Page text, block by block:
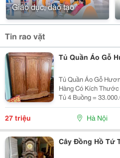
Giáo dục, đào tạo
Tin rao vặt
Tủ Quần Áo Gỗ
Tủ Quần Áo Gỗ
Hàng Có Kích
Tủ 4 Buồng =
Buồng = 52.000.000
Đánh Vecni
27 triệu Hà Nội
Cây Đồng Hồ Tứ